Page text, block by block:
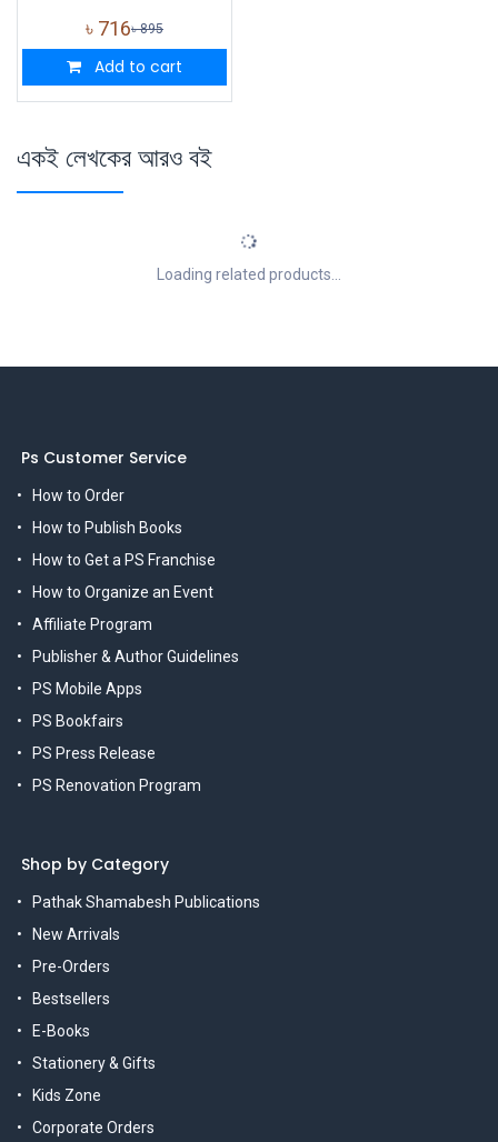
৳ 716৳895
Add to cart
একই লেখকের আরও বই
Loading related products...
Ps Customer Service
How to Order
How to Publish Books
How to Get a PS Franchise
How to Organize an Event
Affiliate Program
Publisher & Author Guidelines
PS Mobile Apps
PS Bookfairs
PS Press Release
PS Renovation Program
Shop by Category
Pathak Shamabesh Publications
New Arrivals
Pre-Orders
Bestsellers
E-Books
Stationery & Gifts
Kids Zone
Corporate Orders